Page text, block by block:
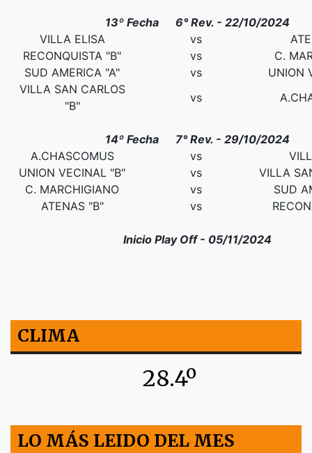
13º Fecha 6° Rev. - 22/10/2024
VILLA ELISA
vs
RECONQUISTA "B"
vs
C.
SUD AMERICA "A"
vs
UNION
VILLA SAN CARLOS
"B"
vs
14º Fecha 7° Rev. - 29/10/2024
A.CHASCOMUS
vs
UNION VECINAL "B"
vs
VILLA
C. MARCHIGIANO
vs
SUD
ATENAS "B"
vs
Inicio Play Off - 05/11/2024
CLIMA
28.4º
LO MÁS LEIDO DEL MES